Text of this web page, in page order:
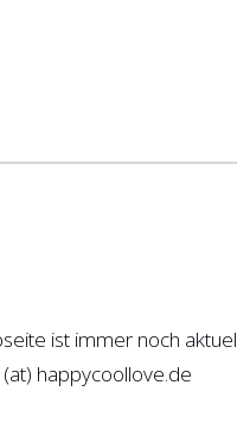
ist immer noch
happycoollove.de